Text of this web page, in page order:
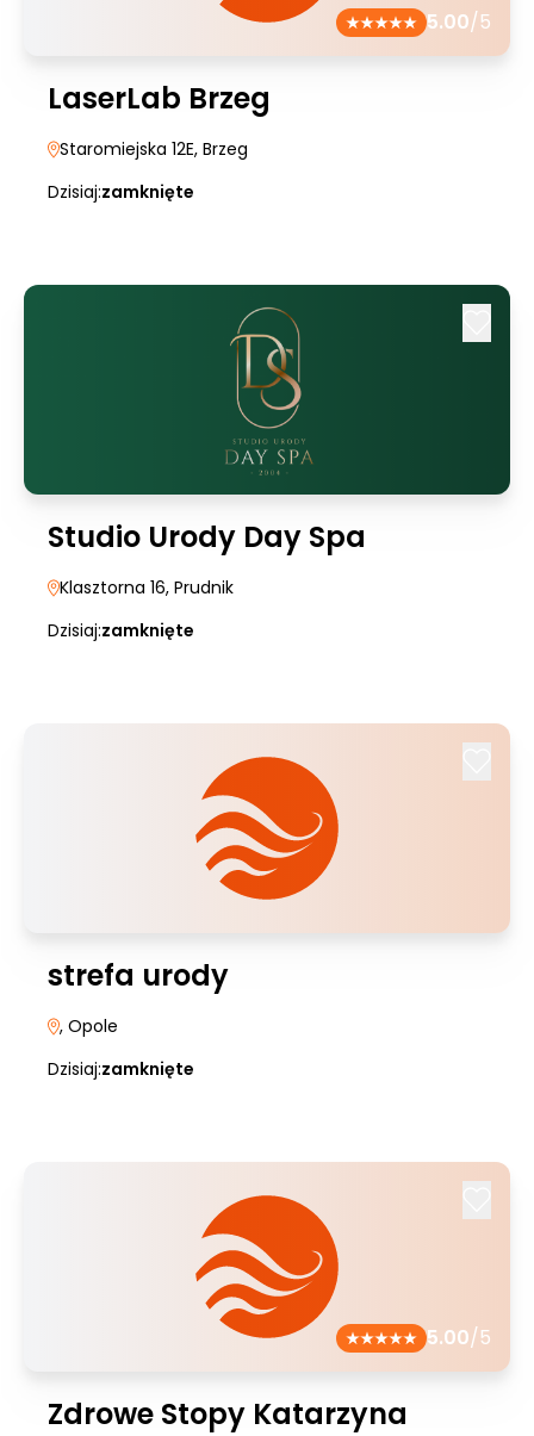
5.00/5
LaserLab Brzeg
Staromiejska 12E, Brzeg
Dzisiaj:zamknięte
Studio Urody Day Spa
Klasztorna 16, Prudnik
Dzisiaj:zamknięte
strefa urody
, Opole
Dzisiaj:zamknięte
5.00/5
Zdrowe Stopy Katarzyna